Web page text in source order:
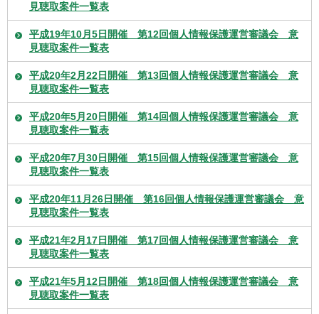
見聴取案件一覧表
平成19年10月5日開催 第12回個人情報保護運営審議会 意
見聴取案件一覧表
平成20年2月22日開催 第13回個人情報保護運営審議会 意
見聴取案件一覧表
平成20年5月20日開催 第14回個人情報保護運営審議会 意
見聴取案件一覧表
平成20年7月30日開催 第15回個人情報保護運営審議会 意
見聴取案件一覧表
平成20年11月26日開催 第16回個人情報保護運営審議会 意
見聴取案件一覧表
平成21年2月17日開催 第17回個人情報保護運営審議会 意
見聴取案件一覧表
平成21年5月12日開催 第18回個人情報保護運営審議会 意
見聴取案件一覧表